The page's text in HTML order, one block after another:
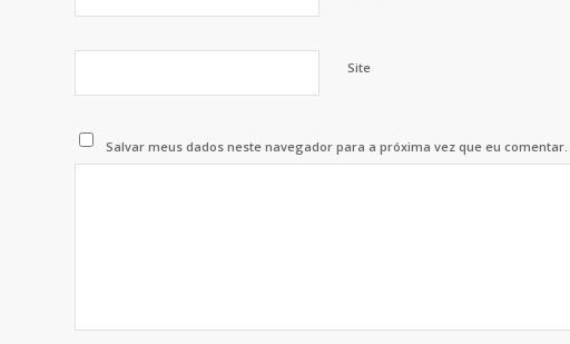
Site
Salvar meus dados neste navegador para a próxima vez que eu comentar.